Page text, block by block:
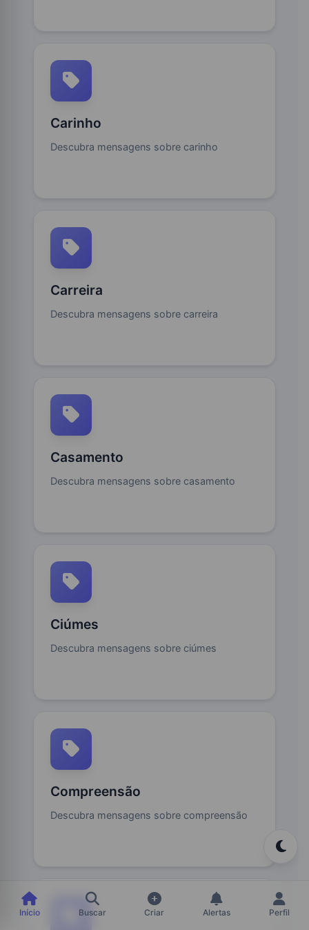
Baixe nosso App Oficial!
app nativo e otimizado.
App Store
Carinho
Descubra mensagens sobre carinho
Carreira
Descubra mensagens sobre carreira
Casamento
Descubra mensagens sobre casamento
Ciúmes
Descubra mensagens sobre ciúmes
Compreensão
Descubra mensagens sobre compreensão
Início Buscar Criar Alertas Perfil